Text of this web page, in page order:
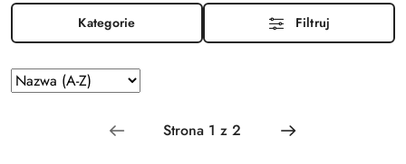
Kategorie Filtruj
Zastosowano
sortowanie:
Sortuj
według